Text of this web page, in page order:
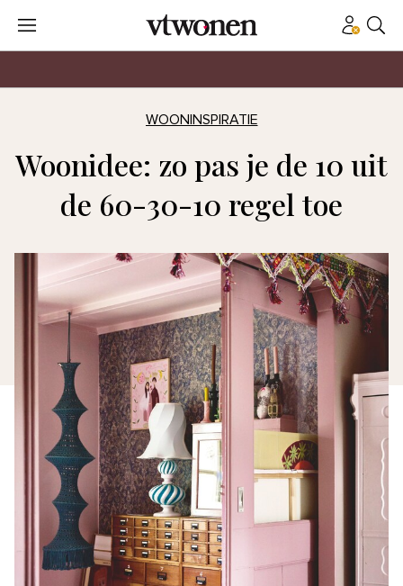
WOONINSPIRATIE
Woonidee: zo pas je de 10 uit
de 60-30-10 regel toe